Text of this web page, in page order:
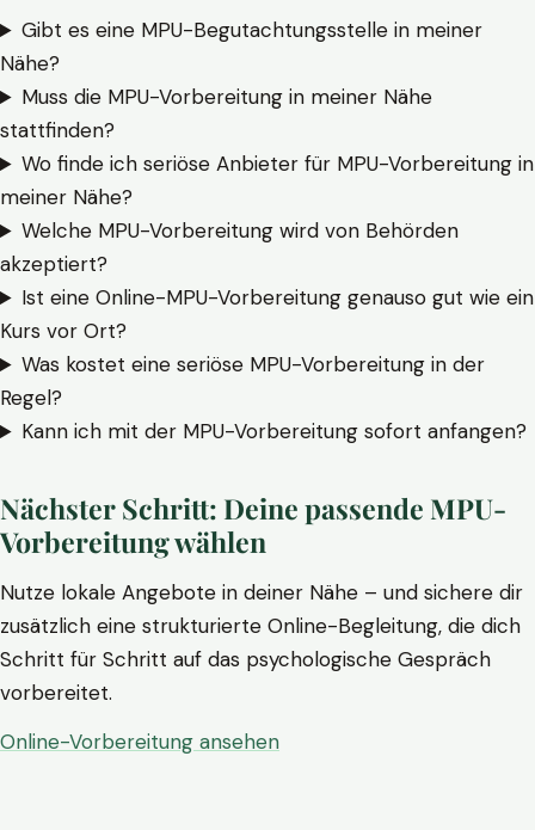
Gibt es eine MPU-Begutachtungsstelle in meiner
Nähe?
Muss die MPU-Vorbereitung in meiner Nähe
stattfinden?
Wo finde ich seriöse Anbieter für MPU-Vorbereitung in
meiner Nähe?
Welche MPU-Vorbereitung wird von Behörden
akzeptiert?
Ist eine Online-MPU-Vorbereitung genauso gut wie ein
Kurs vor Ort?
Was kostet eine seriöse MPU-Vorbereitung in der
Regel?
Kann ich mit der MPU-Vorbereitung sofort anfangen?
Nächster Schritt: Deine passende MPU-
Vorbereitung wählen
Nutze lokale Angebote in deiner Nähe – und sichere dir
zusätzlich eine strukturierte Online-Begleitung, die dich
Schritt für Schritt auf das psychologische Gespräch
vorbereitet.
Online-Vorbereitung ansehen